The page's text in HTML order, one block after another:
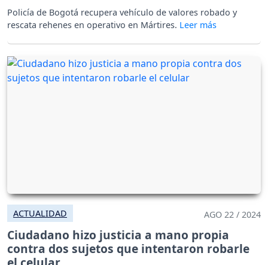
Policía de Bogotá recupera vehículo de valores robado y
rescata rehenes en operativo en Mártires.
ACTUALIDAD AGO 22 / 2024
Ciudadano hizo justicia a mano propia
contra dos sujetos que intentaron robarle